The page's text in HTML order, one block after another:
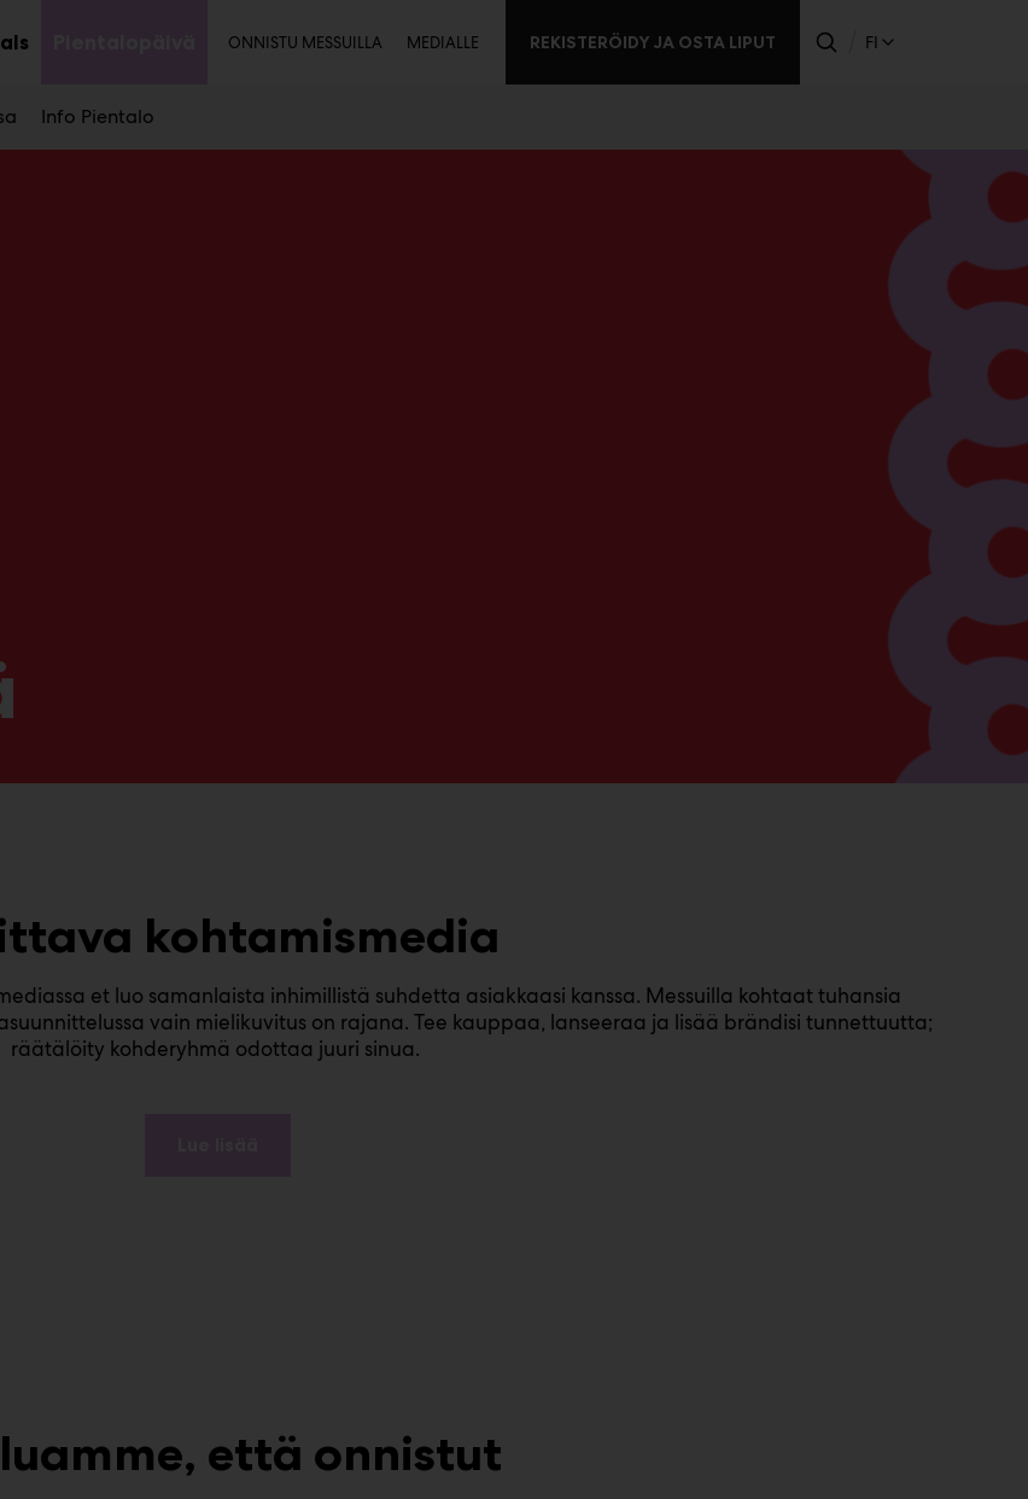
Avaa
Avaa
Info Pientalo
Toissijainen
ONNISTU MESSUILLA MEDIALLE REKISTERÖIDY JA OSTA LIPUT FI
kohtamismedia
et luo samanlaista inhimillistä suhdetta asiakkaasi kanssa. Messuilla kohtaat tuhansia
vain mielikuvitus on rajana. Tee kauppaa, lanseeraa ja lisää brändisi tunnettuutta;
räätälöity kohderyhmä odottaa juuri sinua.
että onnistut